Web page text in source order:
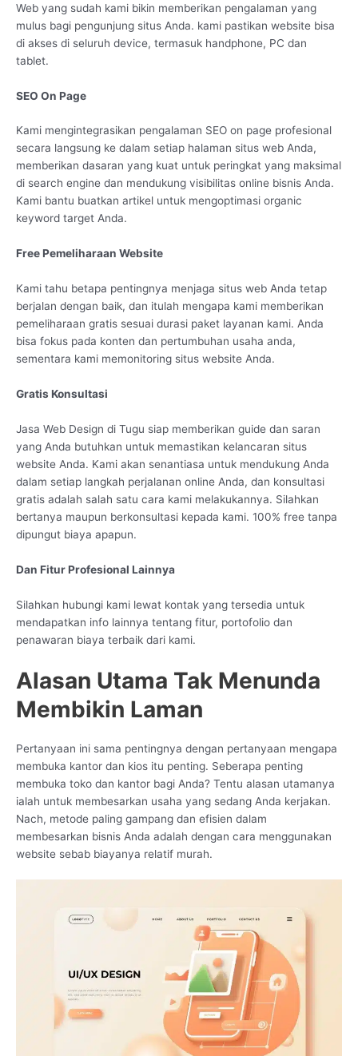
Web yang sudah kami bikin memberikan pengalaman yang
mulus bagi pengunjung situs Anda. kami pastikan website bisa
di akses di seluruh device, termasuk handphone, PC dan
tablet.
SEO On Page
Kami mengintegrasikan pengalaman SEO on page profesional
secara langsung ke dalam setiap halaman situs web Anda,
memberikan dasaran yang kuat untuk peringkat yang maksimal
di search engine dan mendukung visibilitas online bisnis Anda.
Kami bantu buatkan artikel untuk mengoptimasi organic
keyword target Anda.
Free Pemeliharaan Website
Kami tahu betapa pentingnya menjaga situs web Anda tetap
berjalan dengan baik, dan itulah mengapa kami memberikan
pemeliharaan gratis sesuai durasi paket layanan kami. Anda
bisa fokus pada konten dan pertumbuhan usaha anda,
sementara kami memonitoring situs website Anda.
Gratis Konsultasi
Jasa Web Design di Tugu siap memberikan guide dan saran
yang Anda butuhkan untuk memastikan kelancaran situs
website Anda. Kami akan senantiasa untuk mendukung Anda
dalam setiap langkah perjalanan online Anda, dan konsultasi
gratis adalah salah satu cara kami melakukannya. Silahkan
bertanya maupun berkonsultasi kepada kami. 100% free tanpa
dipungut biaya apapun.
Dan Fitur Profesional Lainnya
Silahkan hubungi kami lewat kontak yang tersedia untuk
mendapatkan info lainnya tentang fitur, portofolio dan
penawaran biaya terbaik dari kami.
Alasan Utama Tak Menunda
Membikin Laman
Pertanyaan ini sama pentingnya dengan pertanyaan mengapa
membuka kantor dan kios itu penting. Seberapa penting
membuka toko dan kantor bagi Anda? Tentu alasan utamanya
ialah untuk membesarkan usaha yang sedang Anda kerjakan.
Nach, metode paling gampang dan efisien dalam
membesarkan bisnis Anda adalah dengan cara menggunakan
website sebab biayanya relatif murah.